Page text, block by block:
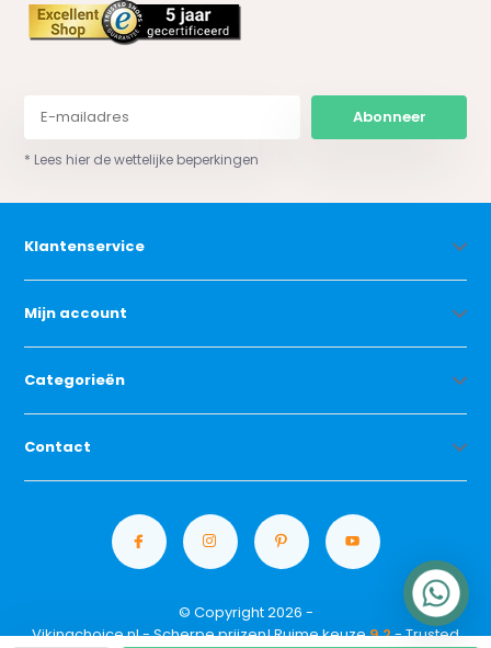
Abonneer
* Lees hier de wettelijke beperkingen
Klantenservice
Mijn account
Categorieën
Contact
© Copyright 2026 -
Vikingchoice.nl - Scherpe prijzen! Ruime keuze9.2- Trusted